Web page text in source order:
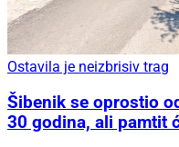
Ostavila je neizbrisiv trag
Šibenik se oprostio
30 godina, ali pamtit